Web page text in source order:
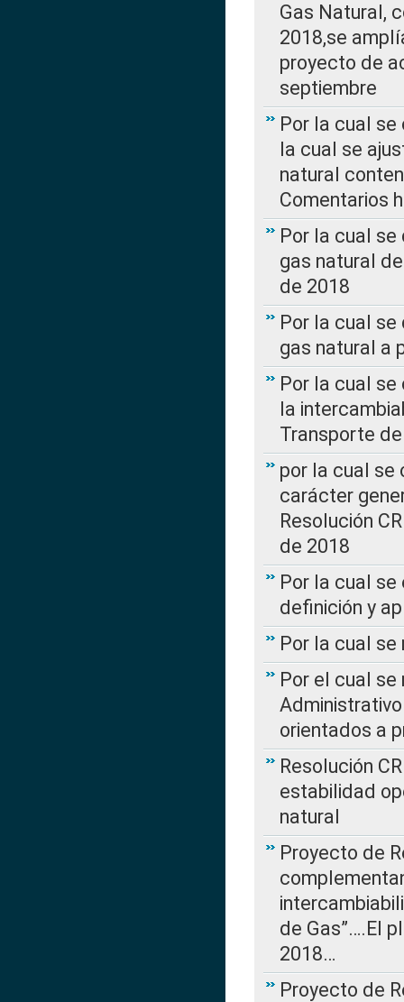
Gas Natural,
2018,se
proyecto de
septiembre
Por la cual se
la cual se
natural
Comentarios
Por la cual
gas natural
de 2018
Por la cual
gas natural a
Por la cual
la
Transporte
por la cual se
carácter
Resolución
de 2018
Por la cual
definición y
Por la cual
Por el cual
orientados a
Resolución
estabilidad
natural
Proyecto de
de Gas”….El
2018…
Proyecto de